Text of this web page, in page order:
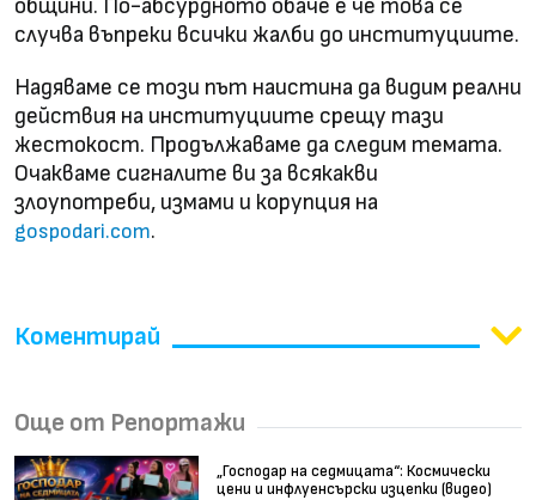
общини. По-абсурдното обаче е че това се
случва въпреки всички жалби до институциите.
Надяваме се този път наистина да видим реални
действия на институциите срещу тази
жестокост. Продължаваме да следим темата.
Очакваме сигналите ви за всякакви
злоупотреби, измами и корупция на
gospodari.com.
Коментирай
Още от Репортажи
„Господар на седмицата“: Космически
цени и инфлуенсърски изцепки (видео)